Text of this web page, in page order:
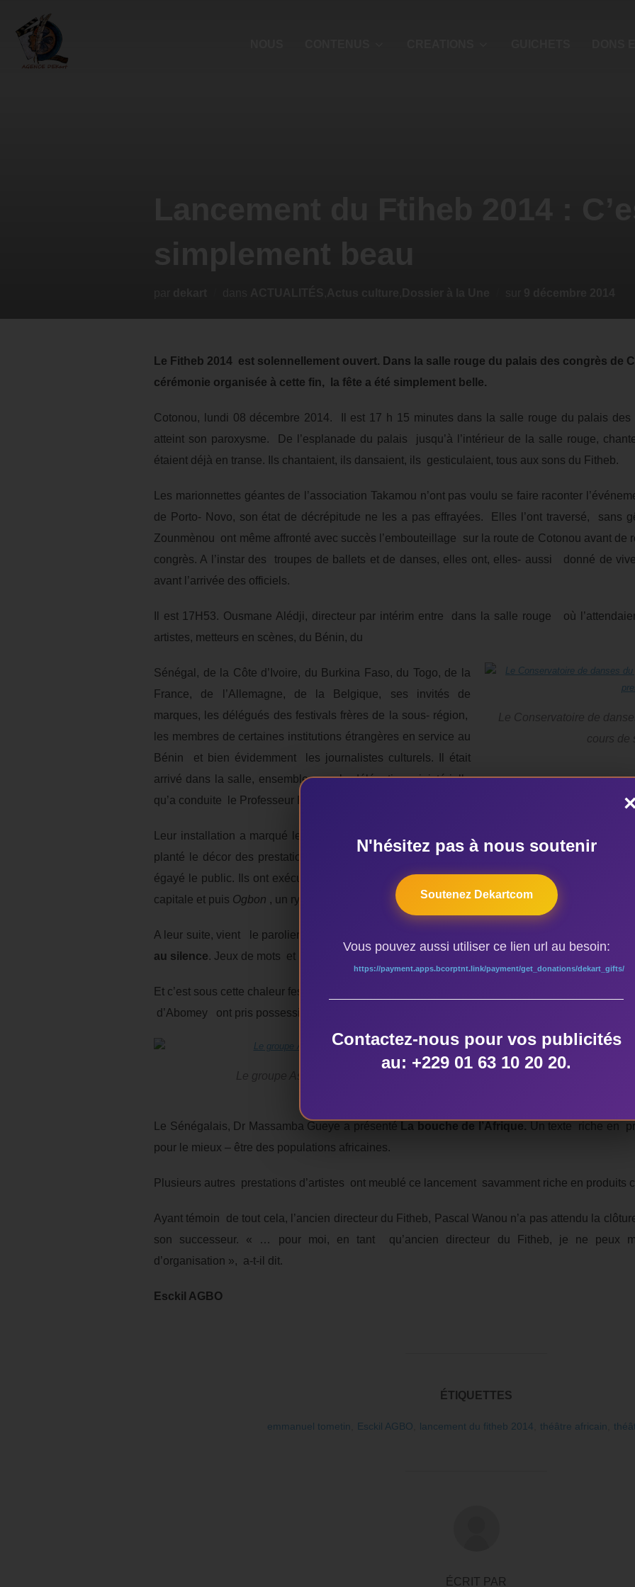
Le Fitheb 2014 est solennellement ouvert. Dans la salle rouge du palais des congrès de
cérémonie organisée à cette fin, la fête a été simplement belle.
Cotonou, lundi 08 décembre 2014. Il est 17 h 15 minutes dans la salle rouge du palais des
atteint son paroxysme. De l’esplanade du palais jusqu’à l’intérieur de la salle rouge,
étaient déjà en transe. Ils chantaient, ils dansaient, ils gesticulaient, tous aux sons du Fitheb.
Les marionnettes géantes de l’association Takamou n’ont pas voulu se faire raconter
de Porto- Novo, son état de décrépitude ne les a pas effrayées. Elles l’ont traversé, sans
Zounmènou ont même affronté avec succès l’embouteillage sur la route de Cotonou avant de
congrès. A l’instar des troupes de ballets et de danses, elles ont, elles- aussi donné de
avant l’arrivée des officiels.
Il est 17H53. Ousmane Alédji, directeur par intérim entre dans la salle rouge où
artistes, metteurs en scènes, du Bénin, du
Le Conservatoire de
cours de
Sénégal, de la Côte d’Ivoire, du Burkina Faso, du Togo, de la
France, de l’Allemagne, de la Belgique, ses invités de
marques, les délégués des festivals frères de la sous- région,
les membres de certaines institutions étrangères en service au
Bénin et bien évidemment les journalistes culturels. Il était
arrivé dans la salle, ensemble avec la délégation ministérielle
qu’a conduite le Professeur François Abiola, ministre d’Etat et représentant du Chef de l’Etat.
Leur installation a marqué le début de la cérémonie. Et c’est le groupe de ballet Ashakata
planté le décor des prestations artistiques. Pendant un quart d’heure environ, les danseurs
égayé le public. Ils ont exécuté au total trois rythmes à savoir,Adjoganpour dire ‘’
capitale et puis Ogbon , un rythme spécialisé pour la divinité Egoun- égoun.
A leur suite, vient le parolier, poète de la cité Gratien Zossou. Celui-ci a, face aux festivaliers,
au silence. Jeux de mots et rimes ont occupé ce texte dont l’énonciation a suscité un
Et c’est sous cette chaleur festive créé par les deux premières prestations que les Hommes du
d’Abomey ont pris possession de
Le groupe Ashakata sur scène
la scène. Ces jeunes gens
pays ont présenté
du Roi Béhanzin. Ceci à
Le Sénégalais, Dr Massamba Gueye a présenté La bouche de l’Afrique.
Un texte riche en
pour le mieux – être des populations africaines.
Plusieurs autres prestations d’artistes ont meublé ce lancement savamment riche en produits
Ayant témoin de tout cela, l’ancien directeur du Fitheb, Pascal Wanou n’a pas attendu la
son successeur. « … pour moi, en tant qu’ancien directeur du Fitheb, je ne peux
d’organisation », a-t-il dit.
Esckil AGBO
ÉTIQUETTES
emmanuel tometin Esckil AGBO lancement du fitheb 2014 théâtre africain
ÉCRIT PAR
×
N'hésitez pas à nous soutenir
Soutenez Dekartcom
Vous pouvez aussi utiliser ce lien url au besoin:
https://payment.apps.bcorptnt.link/payment/get_donations/dekart_gifts/
Contactez-nous pour vos publicités
au: +229 01 63 10 20 20.